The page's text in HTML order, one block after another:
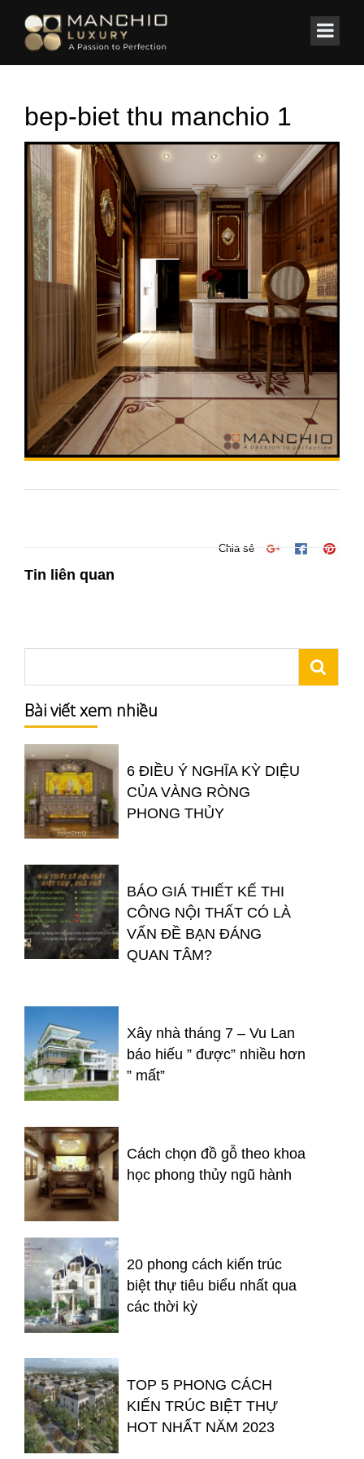
Home/BIỆT THỰ/ Thiết kế Biệt Thự châu âu cổ điển tại Hải Dương
bep-biet thu manchio 1
Chia sẻ
Tin liên quan
Bài viết xem nhiều
6 ĐIỀU Ý NGHĨA KỲ DIỆU
CỦA VÀNG RÒNG
PHONG THỦY
BÁO GIÁ THIẾT KẾ THI
CÔNG NỘI THẤT CÓ LÀ
VẤN ĐỀ BẠN ĐÁNG
QUAN TÂM?
Xây nhà tháng 7 – Vu Lan
báo hiếu ” được” nhiều hơn
” mất”
Cách chọn đồ gỗ theo khoa
học phong thủy ngũ hành
20 phong cách kiến trúc
biệt thự tiêu biểu nhất qua
các thời kỳ
TOP 5 PHONG CÁCH
KIẾN TRÚC BIỆT THỰ
HOT NHẤT NĂM 2023